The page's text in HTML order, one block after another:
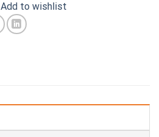
Add to wishlist